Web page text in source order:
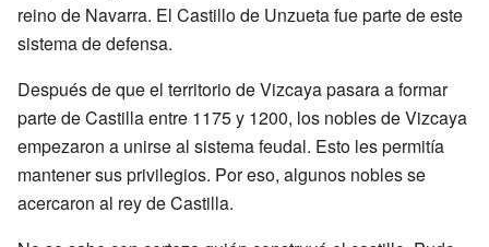
reino de Navarra. El Castillo de Unzueta fue parte de este
sistema de defensa.
Después de que el territorio de Vizcaya pasara a formar
parte de Castilla entre 1175 y 1200, los nobles de Vizcaya
empezaron a unirse al sistema feudal. Esto les permitía
mantener sus privilegios. Por eso, algunos nobles se
acercaron al rey de Castilla.